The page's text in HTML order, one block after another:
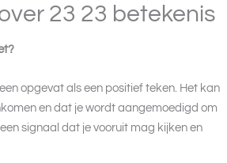
23 23 betekenis
opgevat als een positief teken. Het kan
en dat je wordt aangemoedigd om
signaal dat je vooruit mag kijken en